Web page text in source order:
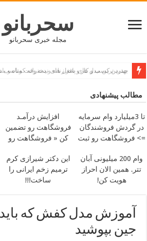
سحربانو
مجله خبری سحربانو
بهترین کسب و کار و شغل های نیمه وقت مناسب
مطالب پیشنهادی
تا 3میلیارد وام سرمایه
در گردش فروشندگان
=> فروشگاهت رو ثبت
افزایش درآمـد
فروشگاهت رو تضمین
کن « فروشگاهت رو
وام 200 میلیونی آبان
تتر. همین الان احراز
هویت کن!
این دکتر شیرازی کرم
ترمیم زخم ایرانی را
ساخت!!!
آموزش مدل کفش که باید
جین بپوشید